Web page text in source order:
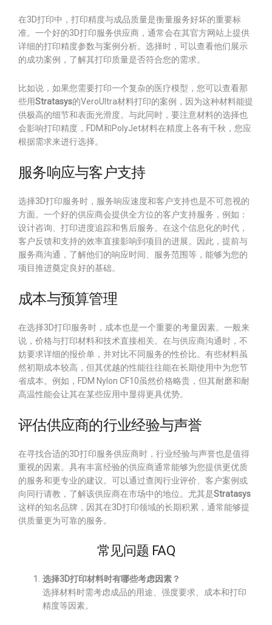
在3D打印中，打印精度与成品质量是衡量服务好坏的重要标
准。一个好的3D打印服务供应商，通常会在其官方网站上提供
详细的打印精度参数与案例分析。选择时，可以查看他们展示
的成功案例，了解其打印质量是否符合您的需求。
比如说，如果您需要打印一个复杂的医疗模型，您可以查看那
些用Stratasys的VeroUltra材料打印的案例，因为这种材料能提
供极高的细节和表面光滑度。与此同时，要注意材料的选择也
会影响打印精度，FDM和PolyJet材料在精度上各有千秋，您应
根据需求来进行选择。
服务响应与客户支持
选择3D打印服务时，服务响应速度和客户支持也是不可忽视的
方面。一个好的供应商会提供全方位的客户支持服务，例如：
设计咨询、打印进度追踪和售后服务。在这个信息化的时代，
客户反馈和支持的效率直接影响到项目的进展。因此，提前与
服务商沟通，了解他们的响应时间、服务范围等，能够为您的
项目推进奠定良好的基础。
成本与预算管理
在选择3D打印服务时，成本也是一个重要的考量因素。一般来
说，价格与打印材料和技术直接相关。在与供应商沟通时，不
妨要求详细的报价单，并对比不同服务的性价比。有些材料虽
然初期成本较高，但其优越的性能往往能在长期使用中为您节
省成本。例如，FDM Nylon CF10虽然价格略贵，但其耐磨和耐
高温性能会让其在某些应用中显得更具优势。
评估供应商的行业经验与声誉
在寻找合适的3D打印服务供应商时，行业经验与声誉也是值得
重视的因素。具有丰富经验的供应商通常能够为您提供更优质
的服务和更专业的建议。可以通过查阅行业评价、客户案例或
向同行请教，了解该供应商在市场中的地位。尤其是Stratasys
这样的知名品牌，因其在3D打印领域的长期积累，通常能够提
供质量更为可靠的服务。
常见问题 FAQ
选择3D打印材料时有哪些考虑因素？
选择材料时需考虑成品的用途、强度要求、成本和打印
精度等因素。